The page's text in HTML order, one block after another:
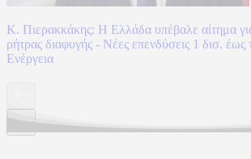
Κ. Πιερακκάκης: Η Ελλάδα υπέβαλε αίτημα
ρήτρας διαφυγής - Νέες επενδύσεις 1 δισ. έως
Ενέργεια